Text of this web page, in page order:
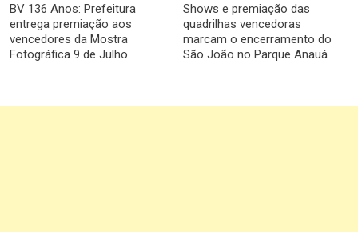
BV 136 Anos: Prefeitura
entrega premiação aos
vencedores da Mostra
Fotográfica 9 de Julho
Shows e premiação das
quadrilhas vencedoras
marcam o encerramento do
São João no Parque Anauá